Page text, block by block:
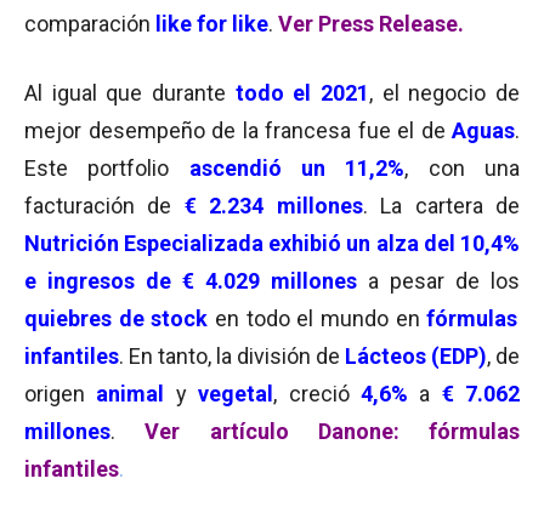
comparación like for like. Ver Press Release.
Al igual que durante todo el 2021, el negocio de
mejor desempeño de la francesa fue el de Aguas.
Este portfolio ascendió un 11,2%, con una
facturación de € 2.234 millones. La cartera de
Nutrición Especializada exhibió un alza del 10,4%
e ingresos de € 4.029 millones a pesar de los
quiebres de stock en todo el mundo enfórmulas
infantiles. En tanto, la división de Lácteos (EDP), de
origen animal y vegetal , creció 4,6% a € 7.062
millones.Ver artículo Danone: fórmulas
infantiles.